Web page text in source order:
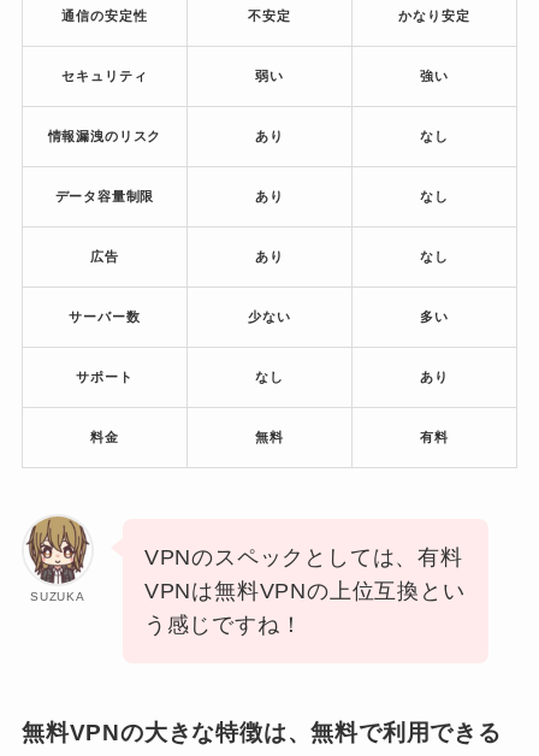
通信の安定性 不安定 かなり安定
セキュリティ 弱い 強い
情報漏洩のリスク あり なし
データ容量制限 あり なし
広告 あり なし
サーバー数 少ない 多い
サポート なし あり
料金 無料 有料
SUZUKA
VPNのスペックとしては、有料
VPNは無料VPNの上位互換とい
う感じですね！
無料VPNの大きな特徴は、無料で利用できる